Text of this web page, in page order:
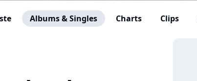
Albums & Singles Charts Clips